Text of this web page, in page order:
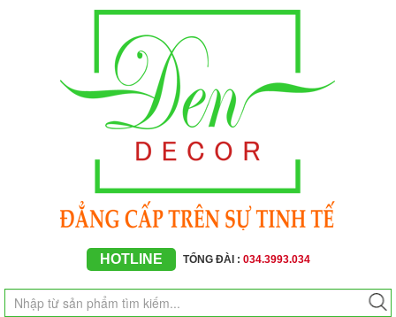
HOTLINE TỔNG ĐÀI : 034.3993.034